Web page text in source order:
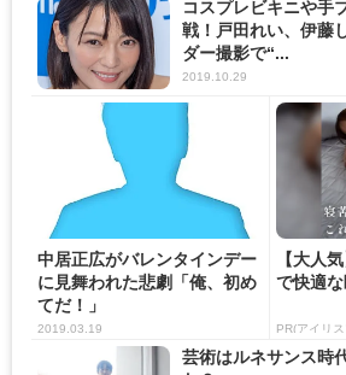
コスプレビキニや手
戦！戸田れい、伊藤
ダー撮影で“...
2019.10.29
中居正広がバレンタインデー
に見舞われた悲劇「俺、初め
てだ！」
2019.03.19
【大人
で快適な
PR(アイリ
芸術はルネサンス時